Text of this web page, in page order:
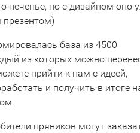
печенье, но с дизайном оно
база из 4500
из которых можно
прийти к нам с идеей,
и получить в итоге
пряников могут